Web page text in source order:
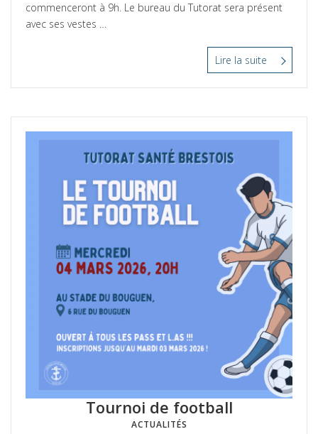
commenceront à 9h. Le bureau du Tutorat sera présent
avec ses vestes …
Lire la suite “Planning
Journée
Tournoi de football
ACTUALITÉS